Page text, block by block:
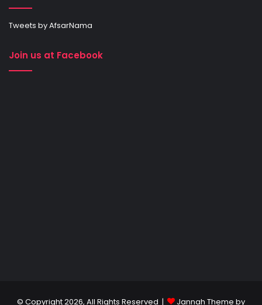
Tweets by AfsarNama
Join us at Facebook
© Copyright 2026, All Rights Reserved | Jannah Theme by